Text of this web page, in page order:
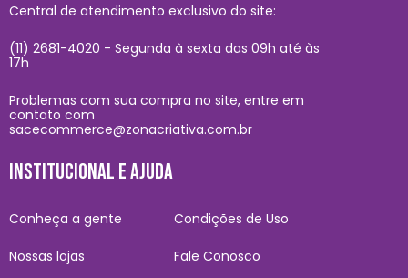
Central de atendimento exclusivo do site:
(11) 2681-4020 - Segunda à sexta das 09h até às
17h
Problemas com sua compra no site, entre em
contato com
sacecommerce@zonacriativa.com.br
INSTITUCIONAL E AJUDA
Conheça a gente
Nossas lojas
Condições de Uso
Fale Conosco